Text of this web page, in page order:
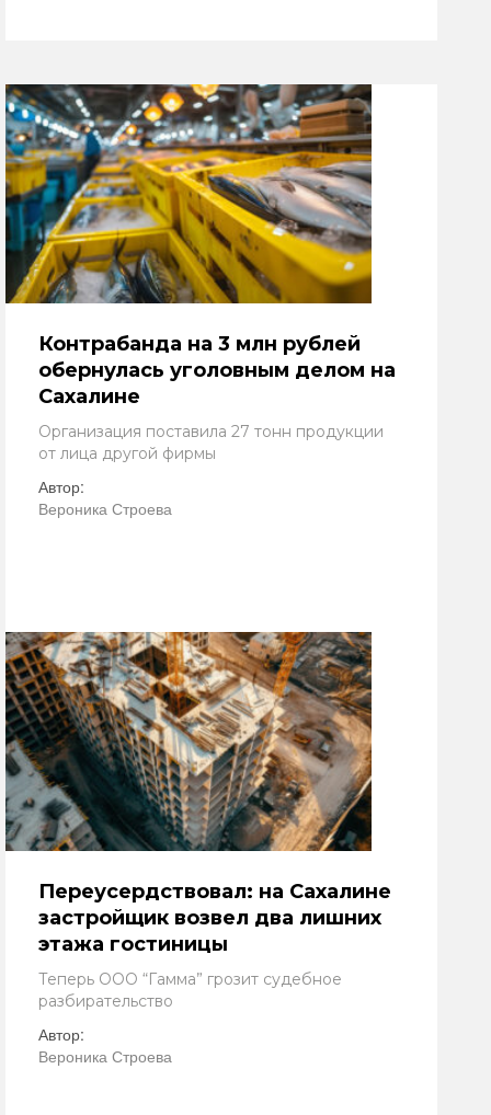
Контрабанда на 3 млн рублей
обернулась уголовным делом на
Сахалине
Организация поставила 27 тонн продукции
от лица другой фирмы
Автор:
Вероника Строева
Переусердствовал: на Сахалине
застройщик возвел два лишних
этажа гостиницы
Теперь ООО “Гамма” грозит судебное
разбирательство
Автор:
Вероника Строева